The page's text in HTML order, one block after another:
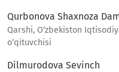
Qurbonova Shaxnoza
Qarshi, O‘zbekiston
o‘qituvchisi
Dilmurodova Sevinch